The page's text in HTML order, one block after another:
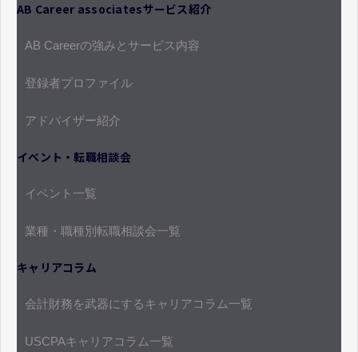
AB Career associatesサービス紹介
AB Careerの強みとサービス内容
登録者プロファイル
アドバイザー紹介
イベント・転職相談会
イベント一覧
業種・職種別転職相談会一覧
キャリアコラム
会計財務を武器にするキャリアコラム一覧
USCPAキャリアコラム一覧